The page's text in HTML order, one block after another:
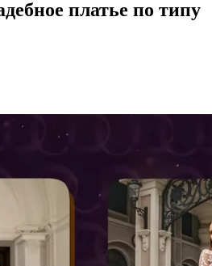
платье по типу